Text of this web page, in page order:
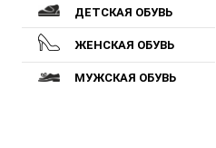
ДЕТСКАЯ ОБУВЬ
ЖЕНСКАЯ ОБУВЬ
МУЖСКАЯ ОБУВЬ